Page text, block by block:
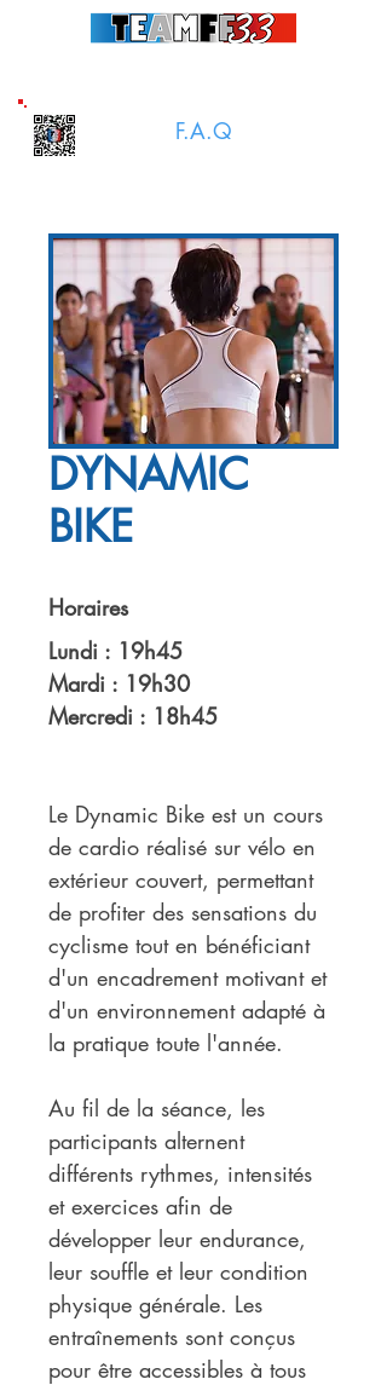
F.A.Q
DYNAMIC
BIKE
Horaires
Lundi : 19h45
Mardi : 19h30
Mercredi : 18h45
Le Dynamic Bike est un cours
de cardio réalisé sur vélo en
extérieur couvert, permettant
de profiter des sensations du
cyclisme tout en bénéficiant
d'un encadrement motivant et
d'un environnement adapté à
la pratique toute l'année.
Au fil de la séance, les
participants alternent
différents rythmes, intensités
et exercices afin de
développer leur endurance,
leur souffle et leur condition
physique générale. Les
entraînements sont conçus
pour être accessibles à tous